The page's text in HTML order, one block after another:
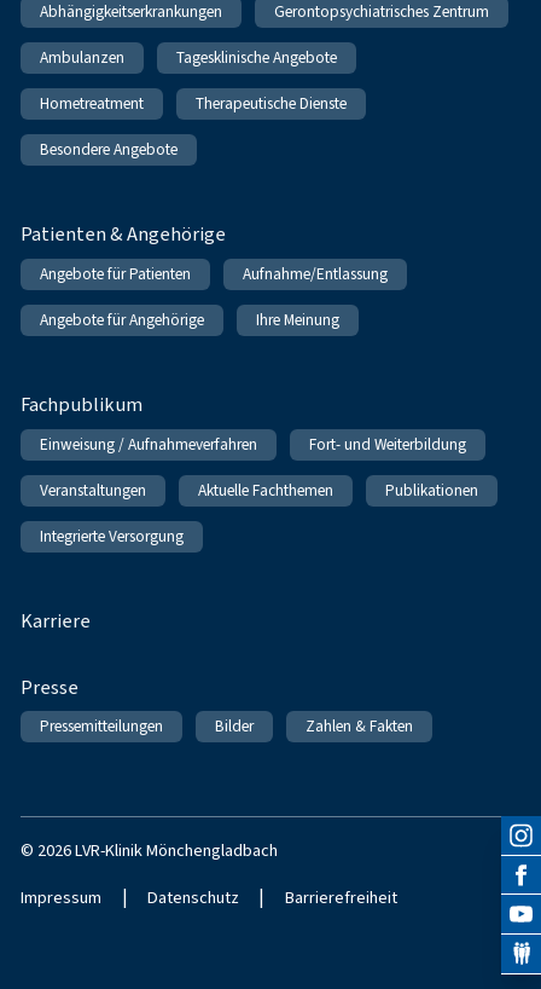
Abhängigkeitserkrankungen Gerontopsychiatrisches Zentrum
Ambulanzen Tagesklinische Angebote
Hometreatment Therapeutische Dienste
Besondere Angebote
Patienten & Angehörige
Angebote für Patienten Aufnahme/Entlassung
Angebote für Angehörige Ihre Meinung
Fachpublikum
Einweisung / Aufnahmeverfahren Fort- und Weiterbildung
Veranstaltungen Aktuelle Fachthemen Publikationen
Integrierte Versorgung
Karriere
Presse
Pressemitteilungen Bilder Zahlen & Fakten
© 2026 LVR-Klinik Mönchengladbach
Impressum | Datenschutz | Barrierefreiheit